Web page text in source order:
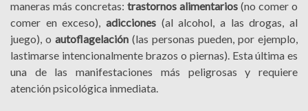
maneras más concretas: trastornos alimentarios (no comer o
comer en exceso), adicciones (al alcohol, a las drogas, al
juego), o autoflagelación (las personas pueden, por ejemplo,
lastimarse intencionalmente brazos o piernas). Esta última es
una de las manifestaciones más peligrosas y requiere
atención psicológica inmediata.